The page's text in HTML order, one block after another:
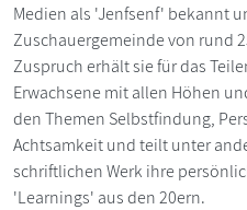
Medien als 'Jenfsenf' bekannt
Zuschauergemeinde von rund
Zuspruch erhält sie für das
Erwachsene mit allen Höhen
den Themen Selbstfindung,
Achtsamkeit und teilt unter
schriftlichen Werk ihre
'Learnings' aus den 20ern.